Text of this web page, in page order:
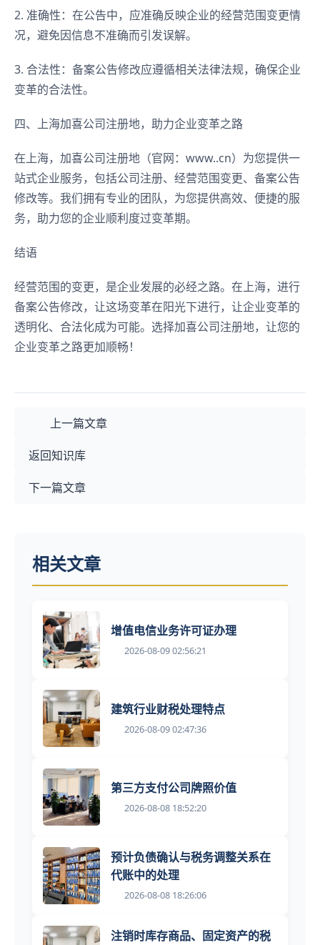
2. 准确性：在公告中，应准确反映企业的经营范围变更情
况，避免因信息不准确而引发误解。
3. 合法性：备案公告修改应遵循相关法律法规，确保企业
变革的合法性。
四、上海加喜公司注册地，助力企业变革之路
在上海，加喜公司注册地（官网：www..cn）为您提供一
站式企业服务，包括公司注册、经营范围变更、备案公告
修改等。我们拥有专业的团队，为您提供高效、便捷的服
务，助力您的企业顺利度过变革期。
结语
经营范围的变更，是企业发展的必经之路。在上海，进行
备案公告修改，让这场变革在阳光下进行，让企业变革的
透明化、合法化成为可能。选择加喜公司注册地，让您的
企业变革之路更加顺畅！
上一篇文章
返回知识库
下一篇文章
相关文章
增值电信业务许可证办理
2026-08-09 02:56:21
建筑行业财税处理特点
2026-08-09 02:47:36
第三方支付公司牌照价值
2026-08-08 18:52:20
预计负债确认与税务调整关系在
代账中的处理
2026-08-08 18:26:06
注销时库存商品、固定资产的税